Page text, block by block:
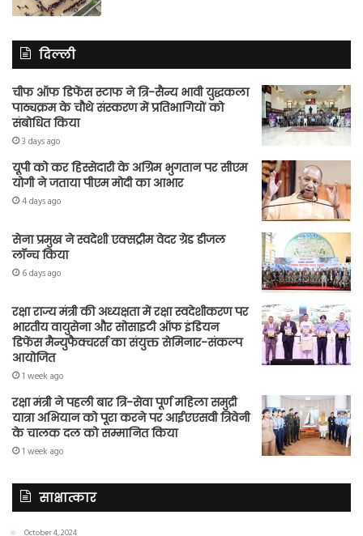
दिल्ली
चीफ ऑफ डिफेंस स्टाफ ने त्रि-सैन्य भावी युद्धकला
पाठ्यक्रम के चौथे संस्करण में प्रतिभागियों को
संबोधित किया
3 days ago
यूपी को कर हिस्सेदारी के अग्रिम भुगतान पर सीएम
योगी ने जताया पीएम मोदी का आभार
4 days ago
सेना प्रमुख ने स्वदेशी एक्सट्रीम वेदर ग्रेड डीजल
लॉन्च किया
6 days ago
रक्षा राज्य मंत्री की अध्यक्षता में रक्षा स्वदेशीकरण पर
भारतीय वायुसेना और सोसाइटी ऑफ इंडियन
डिफेंस मैन्युफैक्चरर्स का संयुक्त सेमिनार-संकल्प
आयोजित
1 week ago
रक्षा मंत्री ने पहली बार त्रि-सेवा पूर्ण महिला समुद्री
यात्रा अभियान को पूरा करने पर आईएएसवी त्रिवेनी
के चालक दल को सम्मानित किया
1 week ago
साक्षात्कार
October 4, 2024